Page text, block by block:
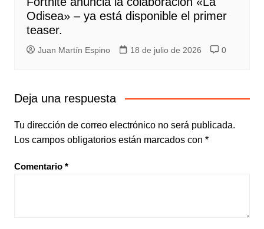
Odisea» – ya está disponible el primer
teaser.
Juan Martín Espino 18 de julio de 2026 0
Deja una respuesta
Tu dirección de correo electrónico no será publicada.
Los campos obligatorios están marcados con *
Comentario *